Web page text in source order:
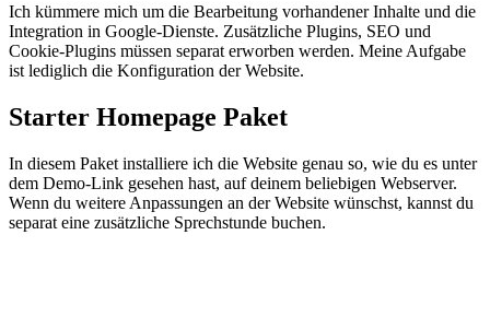
Ich kümmere mich um die Bearbeitung vorhandener Inhalte und die
Integration in Google-Dienste. Zusätzliche Plugins, SEO und
Cookie-Plugins müssen separat erworben werden. Meine Aufgabe
ist lediglich die Konfiguration der Website.
Starter Homepage Paket
In diesem Paket installiere ich die Website genau so, wie du es unter
dem Demo-Link gesehen hast, auf deinem beliebigen Webserver.
Wenn du weitere Anpassungen an der Website wünschst, kannst du
separat eine zusätzliche Sprechstunde buchen.